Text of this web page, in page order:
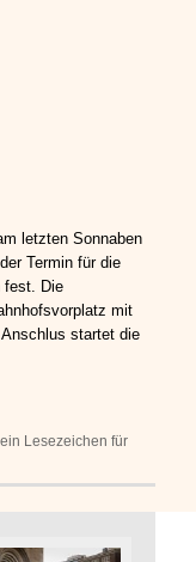
letzten Sonnaben
Termin für die
fest. Die
mit
startet die
Lesezeichen für